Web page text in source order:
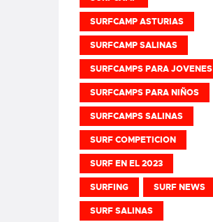
SURFCAMP ASTURIAS
SURFCAMP SALINAS
SURFCAMPS PARA JOVENES
SURFCAMPS PARA NIÑOS
SURFCAMPS SALINAS
SURF COMPETICION
SURF EN EL 2023
SURFING SURF NEWS
SURF SALINAS